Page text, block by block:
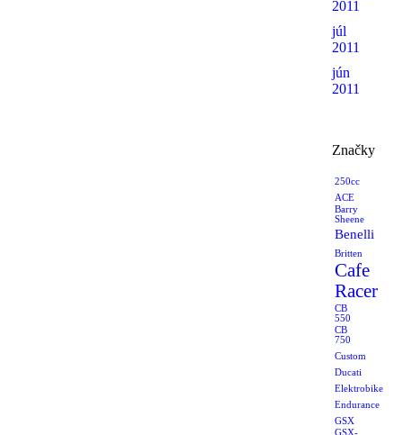
2011
júl
2011
jún
2011
Značky
250cc
ACE
Barry
Sheene
Benelli
Britten
Cafe
Racer
CB
550
CB
750
Custom
Ducati
Elektrobike
Endurance
GSX
GSX-